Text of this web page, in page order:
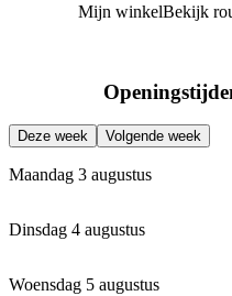
Mijn winkelBekijk
Deze week Volgende week
Maandag 3 augustus
Dinsdag 4 augustus
Woensdag 5 augustus